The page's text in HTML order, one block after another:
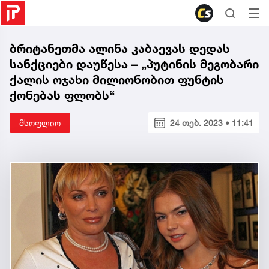
ბრიტანეთმა ალინა კაბაევას დედას
სანქციები დაუწესა – „პუტინის მეგობარი
ქალის ოჯახი მილიონობით ფუნტის
ქონებას ფლობს“
მსოფლიო 24 თებ. 2023 • 11:41